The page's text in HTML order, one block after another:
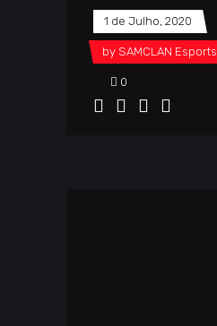
1 de Julho, 2020
by SAMCLAN Esports
0